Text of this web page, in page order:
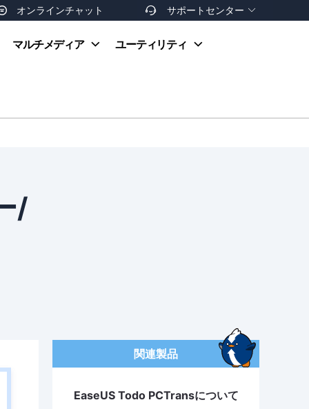
オンラインチャット  サポートセンター 
お支払い方法
マルチメディア ユーティリティ
/
関連製品
EaseUS Todo PCTransについて